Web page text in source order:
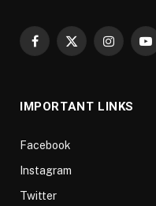
Facebook
X
IMPORTANT LINKS
Facebook
Instagram
Twitter